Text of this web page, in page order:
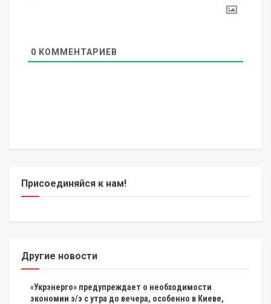
0 КОММЕНТАРИЕВ
Присоединяйся к нам!
Другие новости
«Укрэнерго» предупреждает о необходимости
экономии э/э с утра до вечера, особенно в Киеве,